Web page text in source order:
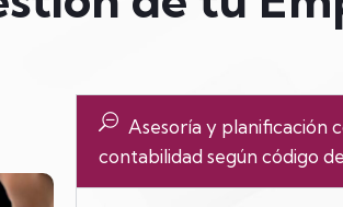
Asesoría y planificación
contabilidad según código